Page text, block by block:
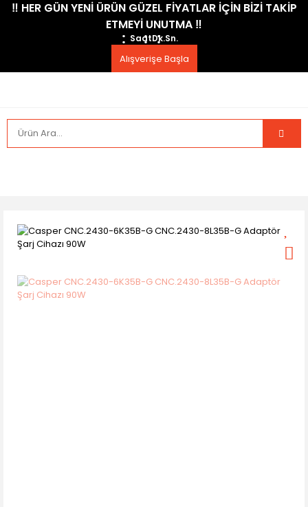
​‼️​ HER GÜN YENİ ÜRÜN GÜZEL FİYATLAR İÇİN BİZİ TAKİP
ETMEYİ UNUTMA ​‼️​
SaatDk.Sn.
Alışverişe Başla